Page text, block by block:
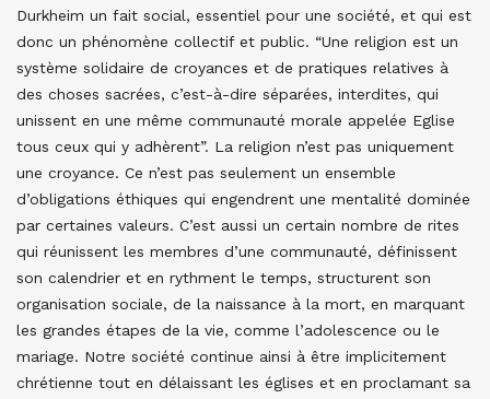
Durkheim un fait social, essentiel pour une société, et qui est
donc un phénomène collectif et public. “Une religion est un
système solidaire de croyances et de pratiques relatives à
des choses sacrées, c’est-à-dire séparées, interdites, qui
unissent en une même communauté morale appelée Eglise
tous ceux qui y adhèrent”. La religion n’est pas uniquement
une croyance. Ce n’est pas seulement un ensemble
d’obligations éthiques qui engendrent une mentalité dominée
par certaines valeurs. C’est aussi un certain nombre de rites
qui réunissent les membres d’une communauté, définissent
son calendrier et en rythment le temps, structurent son
organisation sociale, de la naissance à la mort, en marquant
les grandes étapes de la vie, comme l’adolescence ou le
mariage. Notre société continue ainsi à être implicitement
chrétienne tout en délaissant les églises et en proclamant sa